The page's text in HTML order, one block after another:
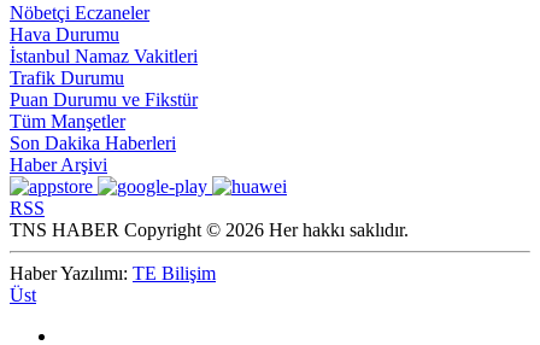
Nöbetçi Eczaneler
Hava Durumu
İstanbul Namaz Vakitleri
Trafik Durumu
Puan Durumu ve Fikstür
Tüm Manşetler
Son Dakika Haberleri
Haber Arşivi
RSS
TNS HABER Copyright © 2026 Her hakkı saklıdır.
Haber Yazılımı: TE Bilişim
Üst